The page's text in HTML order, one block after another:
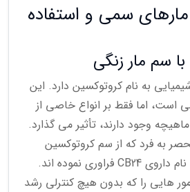
سمی و استفاده
به نام کروتوکسین دارد. این
است، اما فقط بر انواع خاصی از
وجود دارند، تأثیر می گذارد.
به فرد که از سم کروتوکسین
تشکیل شده است را با نام داروی CB24 فراوری نموده اند.
هایی را که بدون هیچ کنترلی رشد